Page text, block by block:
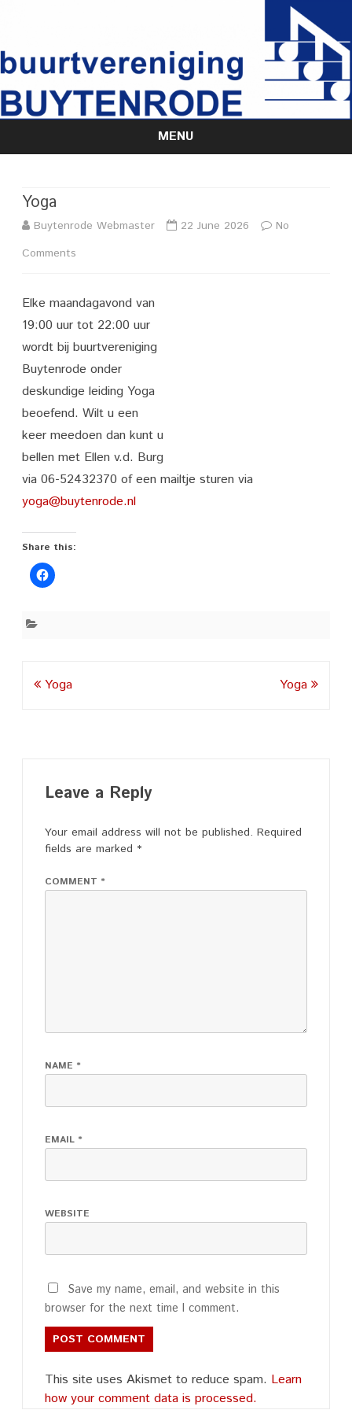
MENU
Skip
Yoga
Buytenrode Webmaster 22 June 2026
No
Comments
Elke maandagavond van
19:00 uur tot 22:00 uur
wordt bij buurtvereniging
Buytenrode onder
deskundige leiding Yoga
beoefend. Wilt u een
keer meedoen dan kunt u
bellen met Ellen v.d. Burg
via 06-52432370 of een mailtje sturen via
yoga@buytenrode.nl
Share this:
Post
Yoga Yoga
Leave a Reply
Your email address will not be published. Required
fields are marked *
COMMENT *
NAME *
EMAIL *
WEBSITE
Save my name, email, and website in this
browser for the next time I comment.
This site uses Akismet to reduce spam. Learn
how your comment data is processed.